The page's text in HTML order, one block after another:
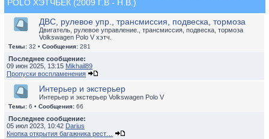
POLO ХЭТЧБЕК (2009 Г.В - Н.В.)
ДВС, рулевое упр., трансмиссия, подвеска, тормоза
Двигатель, рулевое управление., трансмиссия, подвеска, тормоза
Volkswagen Polo V хэтч.
Темы: 32 • Сообщения: 281
Последнее сообщение:
09 июн 2025, 13:15 Mikhail89
Пропуски воспламенения
Интерьер и экстерьер
Интерьер и экстерьер Volkswagen Polo V
Темы: 6 • Сообщения: 66
Последнее сообщение:
05 июл 2023, 10:42 Darius
Кнопка открытия багажника рест…